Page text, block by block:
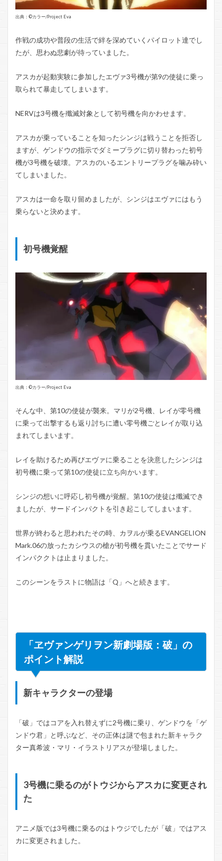
出典：©️カラー/Project Eva
作戦の成功や普段の生活で絆を深めていくパイロット達でし
たが、思わぬ悲劇が待っていました。
アスカが起動実験に参加したエヴァ3号機が第9の使徒に乗っ
取られて暴走してしまいます。
NERVは3号機を殲滅対象として初号機を向かわせます。
アスカが乗っていることを知ったシンジは戦うことを拒否し
ますが、ゲンドウの指示でダミープラグに切り替わった初号
機が3号機を破壊。アスカのいるエントリープラグを噛み砕い
てしまいました。
アスカは一命を取り留めましたが、シンジはエヴァにはもう
乗らないと決めます。
初号機覚醒
出典：©️カラー/Project Eva
そんな中、第10の使徒が襲来。マリが2号機、レイが零号機
に乗って出撃するも返り討ちに遭い零号機ごとレイが取り込
まれてしまいます。
レイを助けるため再びエヴァに乗ることを決意したシンジは
初号機に乗って第10の使徒に立ち向かいます。
シンジの想いに呼応し初号機が覚醒。第10の使徒は殲滅でき
ましたが、サードインパクトを引き起こしてしまいます。
世界が終わると思われたその時、カヲルが乗るEVANGELION
Mark.06の放ったカシウスの槍が初号機を貫いたことでサード
インパククトは止まりました。
このシーンをラストに物語は「Q」へと続きます。
「ヱヴァンゲリヲン新劇場版：破」の
ポイント解説
新キャラクターの登場
「破」ではコアを入れ替えずに2号機に乗り、ゲンドウを「ゲ
ンドウ君」と呼ぶなど、その正体は謎で包まれた新キャラク
ター真希波・マリ・イラストリアスが登場しました。
3号機に乗るのがトウジからアスカに変更され
た
アニメ版では3号機に乗るのはトウジでしたが「破」ではアス
カに変更されました。